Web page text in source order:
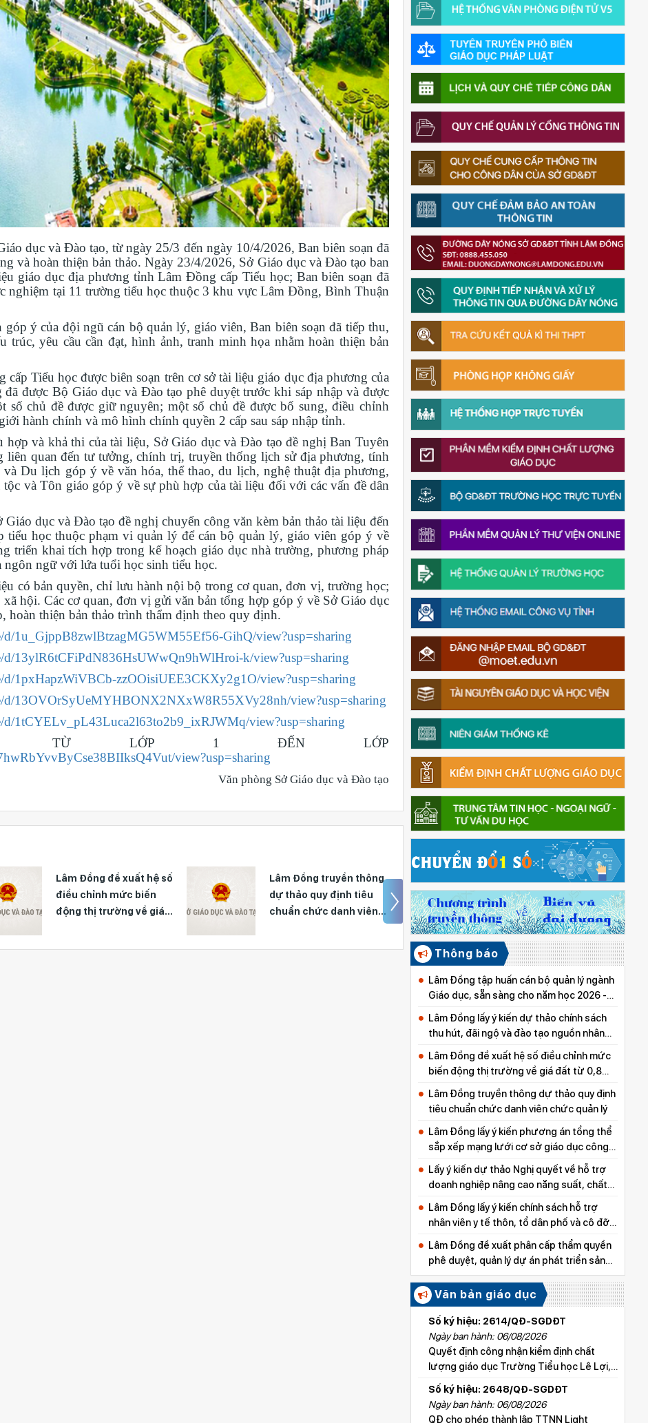
dục và Đào tạo, từ ngày 25/3 đến ngày 10/4/2026, Ban biên soạn đã
và hoàn thiện bản thảo. Ngày 23/4/2026, Sở Giáo dục và Đào tạo ban
giáo dục địa phương tỉnh Lâm Đồng cấp Tiểu học; Ban biên soạn đã
nghiệm tại 11 trường tiểu học thuộc 3 khu vực Lâm Đồng, Bình Thuận
ý của đội ngũ cán bộ quản lý, giáo viên, Ban biên soạn đã tiếp thu,
trúc, yêu cầu cần đạt, hình ảnh, tranh minh họa nhằm hoàn thiện bản
Tiểu học được biên soạn trên cơ sở tài liệu giáo dục địa phương của
được Bộ Giáo dục và Đào tạo phê duyệt trước khi sáp nhập và được
số chủ đề được giữ nguyên; một số chủ đề được bổ sung, điều chỉnh
hành chính và mô hình chính quyền 2 cấp sau sáp nhập tỉnh.
và khả thi của tài liệu, Sở Giáo dục và Đào tạo đề nghị Ban Tuyên
quan đến tư tưởng, chính trị, truyền thống lịch sử địa phương, tính
Du lịch góp ý về văn hóa, thể thao, du lịch, nghệ thuật địa phương,
và Tôn giáo góp ý về sự phù hợp của tài liệu đối với các vấn đề dân
dục và Đào tạo đề nghị chuyển công văn kèm bản thảo tài liệu đến
tiểu học thuộc phạm vi quản lý để cán bộ quản lý, giáo viên góp ý về
triển khai tích hợp trong kế hoạch giáo dục nhà trường, phương pháp
ngữ với lứa tuổi học sinh tiểu học.
có bản quyền, chỉ lưu hành nội bộ trong cơ quan, đơn vị, trường học;
xã hội. Các cơ quan, đơn vị gửi văn bản tổng hợp góp ý về Sở Giáo dục
hoàn thiện bản thảo trình thẩm định theo quy định.
1u_GjppB8zwlBtzagMG5WM55Ef56-GihQ/view?usp=sharing
d/13ylR6tCFiPdN836HsUWwQn9hWlHroi-k/view?usp=sharing
1pxHapzWiVBCb-zzOOisiUEE3CKXy2g1O/view?usp=sharing
d/13OVOrSyUeMYHBONX2NXxW8R55XVy28nh/view?usp=sharing
d/1tCYELv_pL43Luca2l63to2b9_ixRJWMq/view?usp=sharing
LỚP 1 ĐẾN LỚP
view?usp=sharing
Văn phòng Sở Giáo dục và Đào tạo
Lâm Đồng đề xuất hệ số
điều chỉnh mức biến
động thị trường về giá
Lâm Đồng truyền thông
dự thảo quy định tiêu
chuẩn chức danh viên
Lâm Đồng lấy ý kiến
phương án tổng thể sắp
xếp mạng lưới cơ sở
giáo dục công lập
Thông báo
Lâm Đồng tập huấn cán bộ quản lý ngành
Giáo dục, sẵn sàng cho năm học 2026 -
Lâm Đồng lấy ý kiến dự thảo chính sách
thu hút, đãi ngộ và đào tạo nguồn nhân
lực y tế
Lâm Đồng đề xuất hệ số điều chỉnh mức
biến động thị trường về giá đất từ 0,8
đến 5,0
Lâm Đồng truyền thông dự thảo quy định
tiêu chuẩn chức danh viên chức quản lý
Lâm Đồng lấy ý kiến phương án tổng thể
sắp xếp mạng lưới cơ sở giáo dục công
lập
Lấy ý kiến dự thảo Nghị quyết về hỗ trợ
doanh nghiệp nâng cao năng suất, chất
lượng sản phẩm
Lâm Đồng lấy ý kiến chính sách hỗ trợ
nhân viên y tế thôn, tổ dân phố và cô đỡ
thôn, bản
Lâm Đồng đề xuất phân cấp thẩm quyền
phê duyệt, quản lý dự án phát triển sản
xuất thuộc các chương trình mục tiêu
quốc gia
Văn bản giáo dục
Số ký hiệu: 2614/QĐ-SGDĐT
Ngày ban hành: 06/08/2026
Quyết định công nhận kiểm định chất
lượng giáo dục Trường Tiểu học Lê Lợi,
xã Hoài Đức
Số ký hiệu: 2648/QĐ-SGDĐT
Ngày ban hành: 06/08/2026
QĐ cho phép thành lập TTNN Light